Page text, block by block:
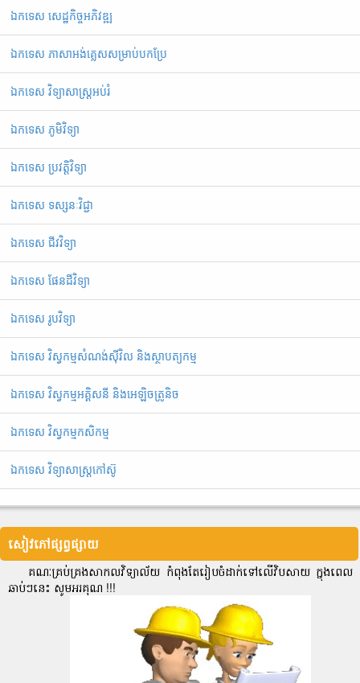
ឯកទេស សេដ្ឋកិច្ចអភិវឌ្ឍ
ឯកទេស ភាសាអង់គ្លេសសម្រាប់បកប្រែ
ឯកទេស វិទ្យាសាស្ត្រអប់រំ
ឯកទេស ភូមិវិទ្យា
ឯកទេស ប្រវត្តិវិទ្យា
ឯកទេស ទស្សនៈវិជ្ជា
ឯកទេស ជីវវិទ្យា
ឯកទេស ផែនដីវិទ្យា
ឯកទេស រូបវិទ្យា
ឯកទេស វិស្វកម្មសំណង់ស៊ីវិល និងស្ថាបត្យកម្ម
ឯកទេស វិស្វកម្មអគ្គិសនី និងអេឡិចត្រូនិច
ឯកទេស វិស្វកម្មកសិកម្ម
ឯកទេស វិទ្យាសាស្ត្រកៅស៊ូ
សៀវភៅផ្សព្វផ្សាយ
គណៈគ្រប់គ្រងសាកលវិទ្យាល័យ កំពុងតែរៀបចំដាក់ទៅលើវិបសាយ ក្នុងពេល
ឆាប់ៗនេះ សូមអរគុណ !!!